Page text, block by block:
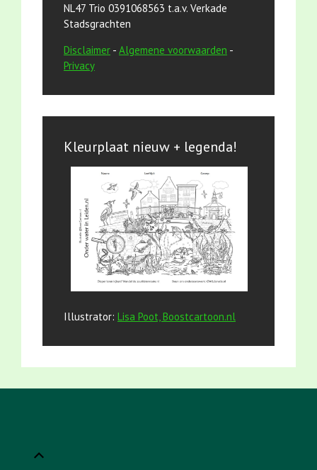
NL47 Trio 0391068563 t.a.v. Verkade
Stadsgrachten
Disclaimer - Algemene voorwaarden -
Privacy
Kleurplaat nieuw + legenda!
Illustrator: Lisa Poot, Boostcartoon.nl